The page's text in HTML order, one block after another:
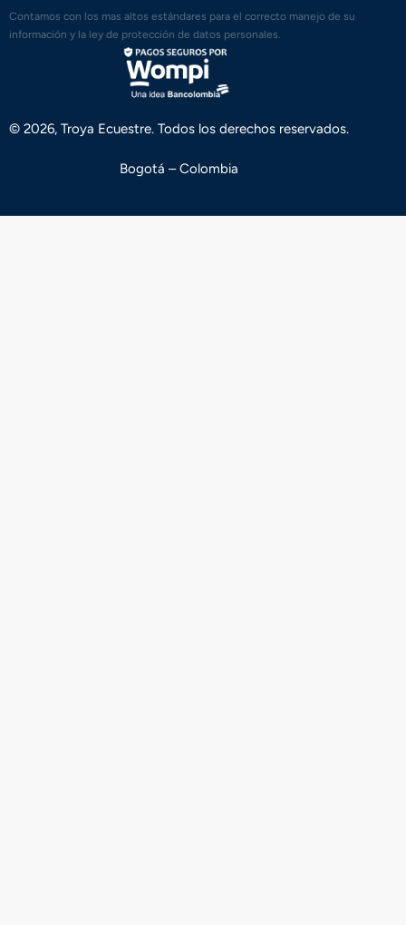
Contamos con los mas altos estándares para el correcto manejo de su
información y la ley de protección de datos personales.
© 2026, Troya Ecuestre. Todos los derechos reservados.
Bogotá – Colombia